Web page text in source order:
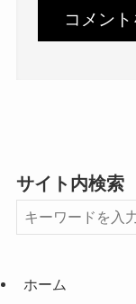
サイト内検索
ホーム